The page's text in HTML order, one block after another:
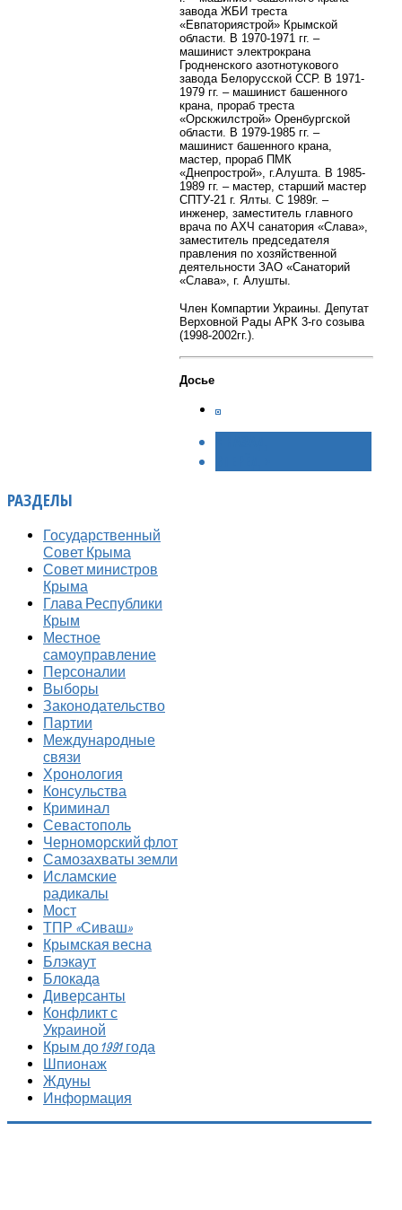
завода ЖБИ треста
«Евпаториястрой» Крымской
области. В 1970-1971 гг. –
машинист электрокрана
Гродненского азотнотукового
завода Белорусской ССР. В 1971-
1979 гг. – машинист башенного
крана, прораб треста
«Орскжилстрой» Оренбургской
области. В 1979-1985 гг. –
машинист башенного крана,
мастер, прораб ПМК
«Днепрострой», г.Алушта. В 1985-
1989 гг. – мастер, старший мастер
СПТУ-21 г. Ялты. С 1989г. –
инженер, заместитель главного
врача по АХЧ санатория «Слава»,
заместитель председателя
правления по хозяйственной
деятельности ЗАО «Санаторий
«Слава», г. Алушты.
Член Компартии Украины. Депутат
Верховной Рады АРК 3-го созыва
(1998-2002гг.).
Досье
РАЗДЕЛЫ
Государственный
Совет Крыма
Совет министров
Крыма
Глава Республики
Крым
Местное
самоуправление
Персоналии
Выборы
Законодательство
Партии
Международные
связи
Хронология
Консульства
Криминал
Севастополь
Черноморский флот
Самозахваты земли
Исламские
радикалы
Мост
ТПР «Сиваш»
Крымская весна
Блэкаут
Блокада
Диверсанты
Конфликт с
Украиной
Крым до 1991 года
Шпионаж
Ждуны
Информация